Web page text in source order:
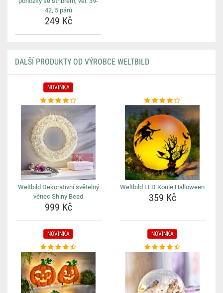
42, 5 párů
249 Kč
DALŠÍ PRODUKTY OD VÝROBCE WELTBILD
NOVINKA
Weltbild Dekorativní světelný
věnec Shiny Bead
999 Kč
Weltbild LED Koule Halloween
359 Kč
NOVINKA NOVINKA